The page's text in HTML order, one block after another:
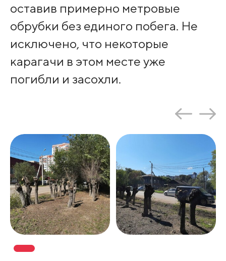
оставив примерно метровые
обрубки без единого побега. Не
исключено, что некоторые
карагачи в этом месте уже
погибли и засохли.